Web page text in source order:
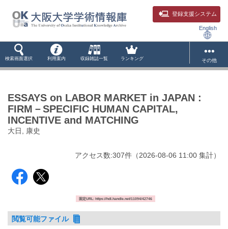
登録支援システム
English
検索画面選択 利用案内 収録雑誌一覧 ランキング その他
ESSAYS on LABOR MARKET in JAPAN :
FIRM－SPECIFIC HUMAN CAPITAL,
INCENTIVE and MATCHING
大日, 康史
アクセス数:307件 （2026-08-06 11:00 集計）
固定URL: https://hdl.handle.net/11094/42746
閲覧可能ファイル